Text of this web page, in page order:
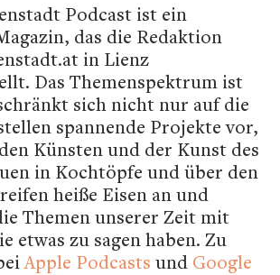
Podcast ist ein
das die Redaktion
in Lienz
Das Themenspektrum ist
sich nicht nur auf die
spannende Projekte vor,
Künsten und der Kunst des
in Kochtöpfe und über den
heiße Eisen an und
Themen unserer Zeit mit
etwas zu sagen haben. Zu
Apple Podcasts und Google